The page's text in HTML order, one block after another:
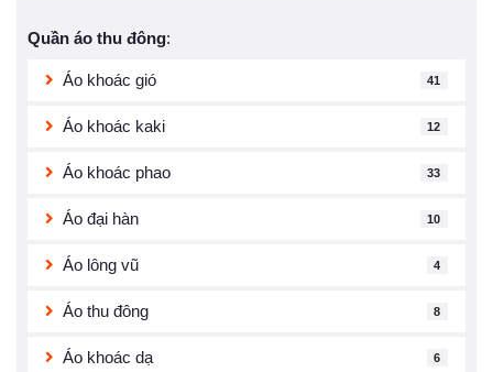
Quần áo thu đông:
Áo khoác gió 41
Áo khoác kaki 12
Áo khoác phao 33
Áo đại hàn 10
Áo lông vũ 4
Áo thu đông 8
Áo khoác dạ 6